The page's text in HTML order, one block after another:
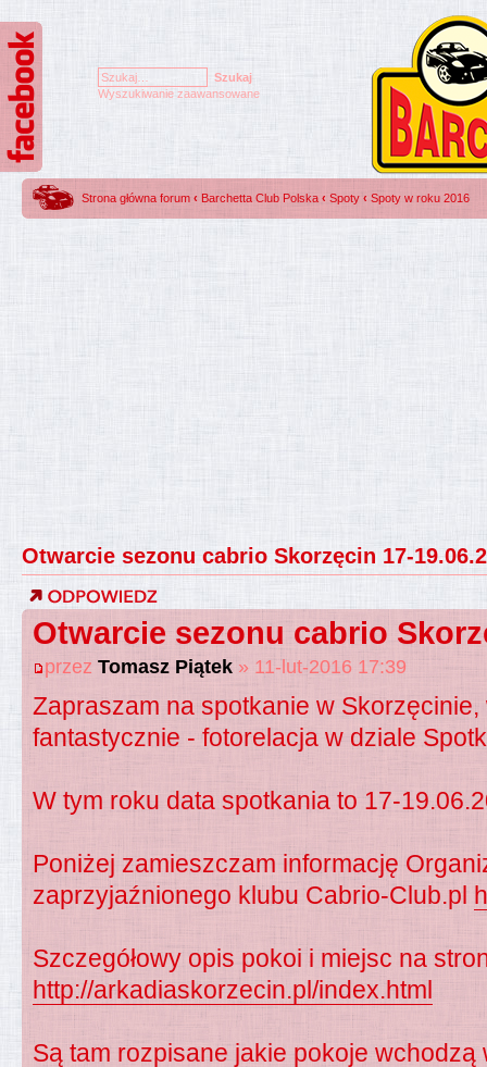
Wyszukiwanie zaawansowane
Strona główna forum ‹ Barchetta Club Polska ‹ Spoty ‹ Spoty w roku 2016
Otwarcie sezonu cabrio Skorzęcin 17-
Otwarcie sezonu cabrio
przez Tomasz Piątek » 11-lut-2016 17:39
Zapraszam na spotkanie w Skorzęcinie,
fantastycznie - fotorelacja w dziale
W tym roku data spotkania to 17-
Poniżej zamieszczam informację
zaprzyjaźnionego klubu Cabrio-Club.pl
Szczegółowy opis pokoi i miejsc na
http://arkadiaskorzecin.pl/index.html
Są tam rozpisane jakie pokoje wchodzą